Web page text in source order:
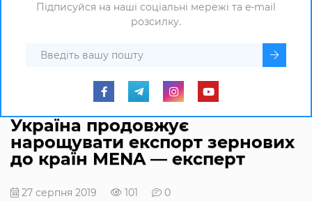
Підписуйся на наші соціальні мережі та e-mail
розсилку.
Україна продовжує
нарощувати експорт зернових
до країн MENA — експерт
27 серпня 2019 101 0